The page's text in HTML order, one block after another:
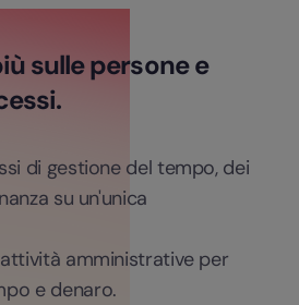
sulle persone e
di gestione del tempo, dei
su un'unica
amministrative per
e denaro.